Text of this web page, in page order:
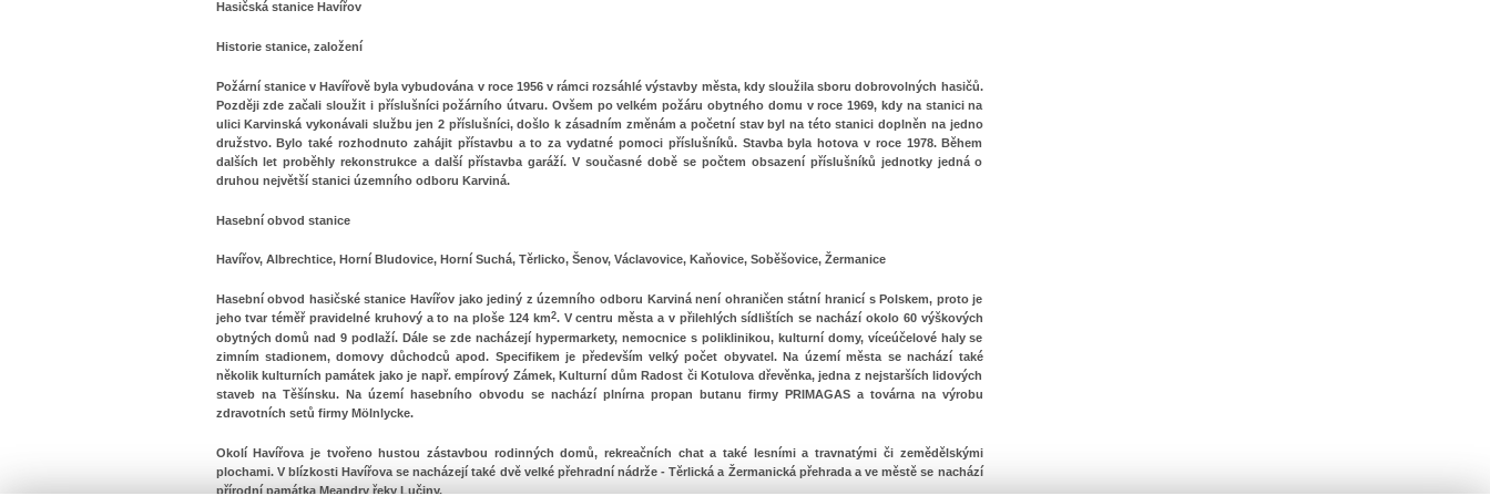
Hasičská stanice Havířov
Historie stanice, založení
Požární stanice v Havířově byla vybudována v roce 1956 v rámci rozsáhlé výstavby města, kdy sloužila sboru dobrovolných hasičů.
Později zde začali sloužit i příslušníci požárního útvaru. Ovšem po velkém požáru obytného domu v roce 1969, kdy na stanici na
ulici Karvinská vykonávali službu jen 2 příslušníci, došlo k zásadním změnám a početní stav byl na této stanici doplněn na jedno
družstvo. Bylo také rozhodnuto zahájit přístavbu a to za vydatné pomoci příslušníků. Stavba byla hotova v roce 1978. Během
dalších let proběhly rekonstrukce a další přístavba garáží. V současné době se počtem obsazení příslušníků jednotky jedná o
druhou největší stanici územního odboru Karviná.
Hasební obvod stanice
Havířov, Albrechtice, Horní Bludovice, Horní Suchá, Těrlicko, Šenov, Václavovice, Kaňovice, Soběšovice, Žermanice
Hasební obvod hasičské stanice Havířov jako jediný z územního odboru Karviná není ohraničen státní hranicí s Polskem, proto je
jeho tvar téměř pravidelné kruhový a to na ploše 124 km2. V centru města a v přilehlých sídlištích se nachází okolo 60 výškových
obytných domů nad 9 podlaží. Dále se zde nacházejí hypermarkety, nemocnice s poliklinikou, kulturní domy, víceúčelové haly se
zimním stadionem, domovy důchodců apod. Specifikem je především velký počet obyvatel. Na území města se nachází také
několik kulturních památek jako je např. empírový Zámek, Kulturní dům Radost či Kotulova dřevěnka, jedna z nejstarších lidových
staveb na Těšínsku. Na území hasebního obvodu se nachází plnírna propan butanu firmy PRIMAGAS a továrna na výrobu
zdravotních setů firmy Mölnlycke.
Okolí Havířova je tvořeno hustou zástavbou rodinných domů, rekreačních chat a také lesními a travnatými či zemědělskými
plochami. V blízkosti Havířova se nacházejí také dvě velké přehradní nádrže - Těrlická a Žermanická přehrada a ve městě se nachází
přírodní památka Meandry řeky Lučiny.